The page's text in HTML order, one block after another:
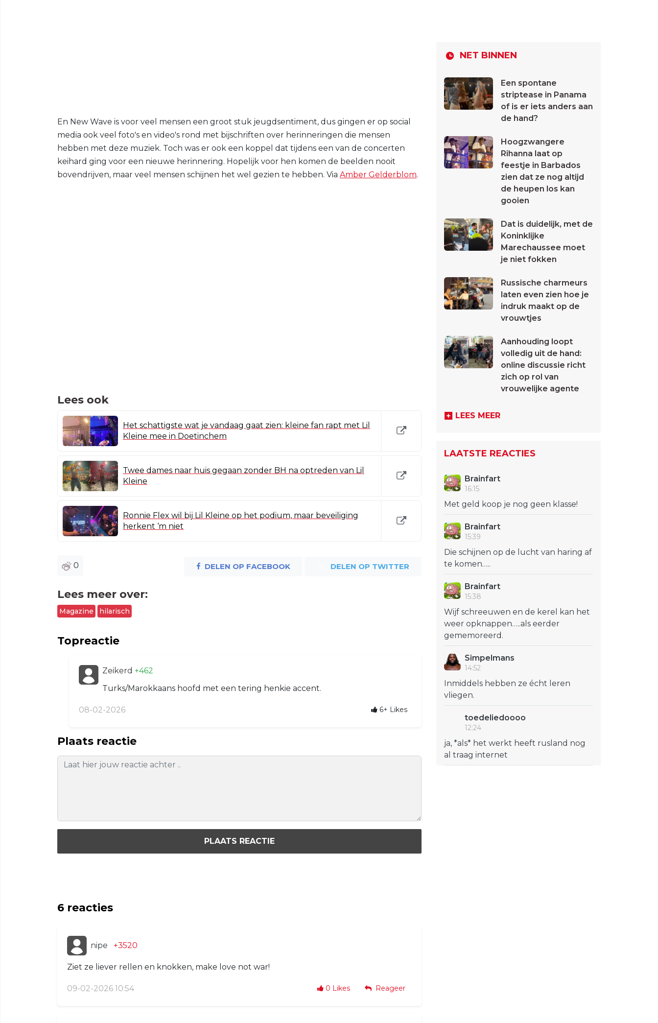
En New Wave is voor veel mensen een groot stuk jeugdsentiment, dus gingen er op social
media ook veel foto's en video's rond met bijschriften over herinneringen die mensen
hebben met deze muziek. Toch was er ook een koppel dat tijdens een van de concerten
keihard ging voor een nieuwe herinnering. Hopelijk voor hen komen de beelden nooit
bovendrijven, maar veel mensen schijnen het wel gezien te hebben. Via Amber Gelderblom.
Lees ook
Het schattigste wat je vandaag gaat zien: kleine fan rapt met Lil
Kleine mee in Doetinchem
Twee dames naar huis gegaan zonder BH na optreden van Lil
Kleine
Ronnie Flex wil bij Lil Kleine op het podium, maar beveiliging
herkent ‘m niet
0 DELEN OP FACEBOOK DELEN OP TWITTER
Lees meer over:
Magazine hilarisch
Topreactie
Zeikerd +462
Turks/Marokkaans hoofd met een tering henkie accent.
08-02-2026 6+ Likes
Plaats reactie
PLAATS REACTIE
6 reacties
nipe +3520
Ziet ze liever rellen en knokken, make love not war!
09-02-2026 10:54 0 Likes Reageer
NET BINNEN
Een spontane
striptease in Panama
of is er iets anders aan
de hand?
Hoogzwangere
Rihanna laat op
feestje in Barbados
zien dat ze nog altijd
de heupen los kan
gooien
Dat is duidelijk, met de
Koninklijke
Marechaussee moet
je niet fokken
Russische charmeurs
laten even zien hoe je
indruk maakt op de
vrouwtjes
Aanhouding loopt
volledig uit de hand:
online discussie richt
zich op rol van
vrouwelijke agente
LEES MEER
LAATSTE REACTIES
Brainfart
16:15
Met geld koop je nog geen klasse!
Brainfart
15:39
Die schijnen op de lucht van haring af
te komen…..
Brainfart
15:38
Wijf schreeuwen en de kerel kan het
weer opknappen…..als eerder
gememoreerd.
Simpelmans
14:52
Inmiddels hebben ze écht leren
vliegen.
toedeliedoooo
12:24
ja, *als* het werkt heeft rusland nog
al traag internet